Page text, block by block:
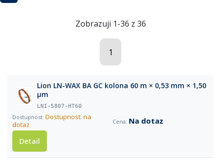
Zobrazuji 1-36 z 36
1
Lion LN-WAX BA GC kolona 60 m × 0,53 mm × 1,50
µm
LNI-5807-HT60
Dostupnost: na
dotaz
Na dotaz
Detail